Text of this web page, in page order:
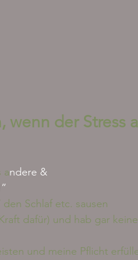
wenn der Stress
andere &
Schlaf etc. sausen
dafür) und hab gar
und meine Pflicht